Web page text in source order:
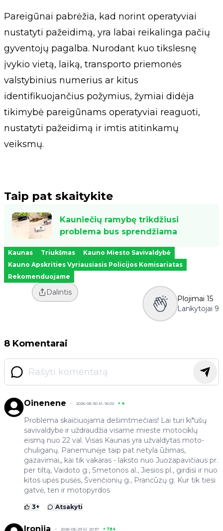
Pareigūnai pabrėžia, kad norint operatyviai
nustatyti pažeidimą, yra labai reikalinga pačių
gyventojų pagalba. Nurodant kuo tikslesnę
įvykio vietą, laiką, transporto priemonės
valstybinius numerius ar kitus
identifikuojančius požymius, žymiai didėja
tikimybė pareigūnams operatyviai reaguoti,
nustatyti pažeidimą ir imtis atitinkamų
veiksmų.
Taip pat skaitykite
Kauniečių ramybę trikdžiusi
problema bus sprendžiama
Kaunas Triukšmas
Kauno Miesto Savivaldybė
Kauno Apskrities Vyriausiasis Policijos Komisariatas
Rekomenduojame
Dalintis
Plojimai 15
Lankytojai 9
8 Komentarai
Oinenene 2026-06-30 kl. 16:02 + 4
Problema skaičiuojama dešimtmečiais! Lai turi ki*ušų
savivaldybė ir uždraudžia visame mieste motociklų
eismą nuo 22 val. Visas Kaunas yra užvaldytas moto-
chuliganų. Panemunėje taip pat netyla ūžimas,
gazavimai,, kai tik vakaras - laksto nuo Juozapavičiaus pr.
per tiltą, Vaidoto g., Smetonos al., Jiesios pl., girdisi ir nuo
kitos upės pusės, Švenčionių g., Prancūzų g. Kur tik tiesi
gatvė, ten ir motopyrdos
3+ Atsakyti
Ironija 2026-06-29 kl. 20:37 + 784